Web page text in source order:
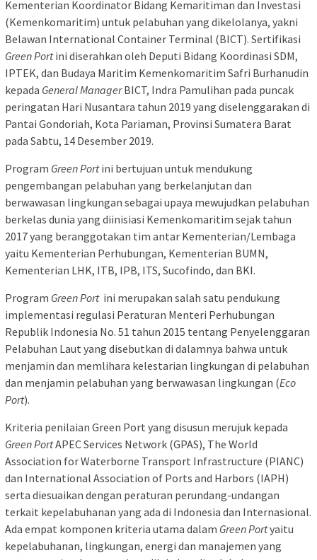
Kementerian Koordinator Bidang Kemaritiman dan Investasi
(Kemenkomaritim) untuk pelabuhan yang dikelolanya, yakni
Belawan International Container Terminal (BICT). Sertifikasi
Green Portini diserahkan oleh Deputi Bidang Koordinasi SDM,
IPTEK, dan Budaya Maritim Kemenkomaritim Safri Burhanudin
kepada General ManagerBICT, Indra Pamulihan pada puncak
peringatan Hari Nusantara tahun 2019 yang diselenggarakan di
Pantai Gondoriah, Kota Pariaman, Provinsi Sumatera Barat
pada Sabtu, 14 Desember 2019.
Program Green Portini bertujuan untuk mendukung
pengembangan pelabuhan yang berkelanjutan dan
berwawasan lingkungan sebagai upaya mewujudkan pelabuhan
berkelas dunia yang diinisiasi Kemenkomaritim sejak tahun
2017 yang beranggotakan tim antar Kementerian/Lembaga
yaitu Kementerian Perhubungan, Kementerian BUMN,
Kementerian LHK, ITB, IPB, ITS, Sucofindo, dan BKI.
Program Green Port ini merupakan salah satu pendukung
implementasi regulasi Peraturan Menteri Perhubungan
Republik Indonesia No. 51 tahun 2015 tentang Penyelenggaran
Pelabuhan Laut yang disebutkan di dalamnya bahwa untuk
menjamin dan memlihara kelestarian lingkungan di pelabuhan
dan menjamin pelabuhan yang berwawasan lingkungan (Eco
Port).
Kriteria penilaian Green Port yang disusun merujuk kepada
Green PortAPEC Services Network (GPAS), The World
Association for Waterborne Transport Infrastructure (PIANC)
dan International Association of Ports and Harbors (IAPH)
serta diesuaikan dengan peraturan perundang-undangan
terkait kepelabuhanan yang ada di Indonesia dan Internasional.
Ada empat komponen kriteria utama dalam Green Portyaitu
kepelabuhanan, lingkungan, energi dan manajemen yang